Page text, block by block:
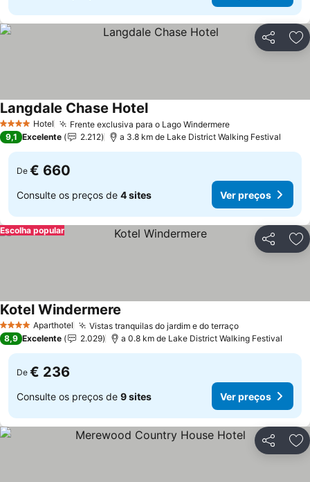
Partilhar
4 EstrelasHotel Frente exclusiva para o Lago WindermereVer preços
Langdale Chase HotelVer preços
9,1 Excelente 2.212 a 3.8 km de Lake District Walking Festival
De € 660
Consulte os preços de 4 sites Ver preços
Partilhar
Escolha popular
4 EstrelasAparthotel Vistas tranquilas do jardim e do terraçoVer preços
Kotel Windermere
8,9 Excelente 2.029 a 0.8 km de Lake District Walking Festival
De € 236
Consulte os preços de 9 sites Ver preços
Partilhar